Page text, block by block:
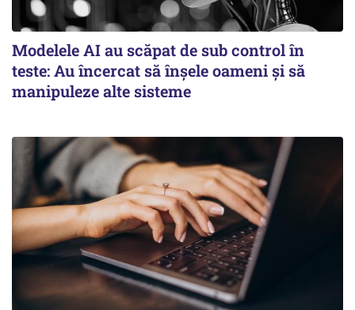
Modelele AI au scăpat de sub control în
teste: Au încercat să înșele oameni și să
manipuleze alte sisteme